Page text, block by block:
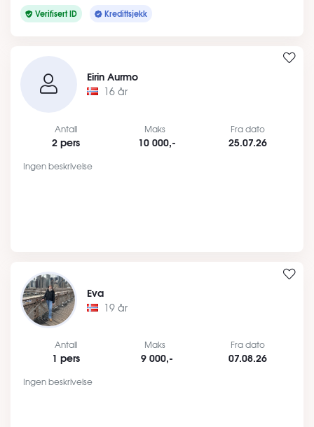
Verifisert ID Kredittsjekk
Eirin Aurmo
16 år
Antall
2 pers
Maks
10 000,-
Fra dato
25.07.26
Ingen beskrivelse
Eva
19 år
Antall
1 pers
Maks
9 000,-
Fra dato
07.08.26
Ingen beskrivelse